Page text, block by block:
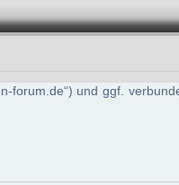
forum.de“) und ggf.